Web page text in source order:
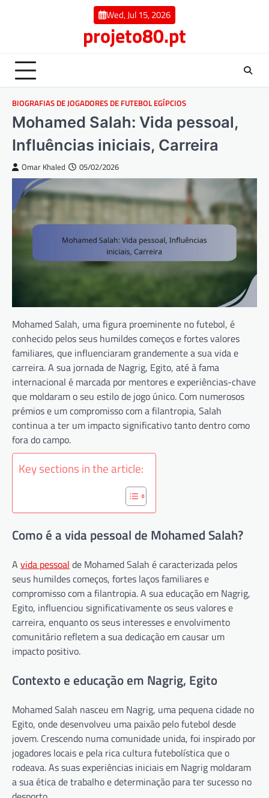
Wed, Jul 15, 2026
projeto80.pt
BIOGRAFIAS DE JOGADORES DE FUTEBOL EGÍPCIOS
Mohamed Salah: Vida pessoal,
Influências iniciais, Carreira
Omar Khaled 05/02/2026
Mohamed Salah, uma figura proeminente no futebol, é
conhecido pelos seus humildes começos e fortes valores
familiares, que influenciaram grandemente a sua vida e
carreira. A sua jornada de Nagrig, Egito, até à fama
internacional é marcada por mentores e experiências-chave
que moldaram o seu estilo de jogo único. Com numerosos
prémios e um compromisso com a filantropia, Salah
continua a ter um impacto significativo tanto dentro como
fora do campo.
Key sections in the article:
Como é a vida pessoal de Mohamed Salah?
A vida pessoal de Mohamed Salah é caracterizada pelos
seus humildes começos, fortes laços familiares e
compromisso com a filantropia. A sua educação em Nagrig,
Egito, influenciou significativamente os seus valores e
carreira, enquanto os seus interesses e envolvimento
comunitário refletem a sua dedicação em causar um
impacto positivo.
Contexto e educação em Nagrig, Egito
Mohamed Salah nasceu em Nagrig, uma pequena cidade no
Egito, onde desenvolveu uma paixão pelo futebol desde
jovem. Crescendo numa comunidade unida, foi inspirado por
jogadores locais e pela rica cultura futebolística que o
rodeava. As suas experiências iniciais em Nagrig moldaram
a sua ética de trabalho e determinação para ter sucesso no